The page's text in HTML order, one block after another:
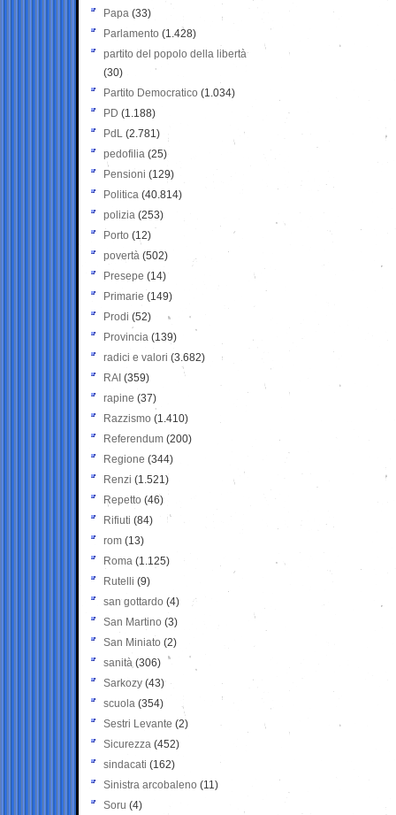
Papa (33)
Parlamento (1.428)
partito del popolo della libertà
(30)
Partito Democratico (1.034)
PD (1.188)
PdL (2.781)
pedofilia (25)
Pensioni (129)
Politica (40.814)
polizia (253)
Porto (12)
povertà (502)
Presepe (14)
Primarie (149)
Prodi (52)
Provincia (139)
radici e valori (3.682)
RAI (359)
rapine (37)
Razzismo (1.410)
Referendum (200)
Regione (344)
Renzi (1.521)
Repetto (46)
Rifiuti (84)
rom (13)
Roma (1.125)
Rutelli (9)
san gottardo (4)
San Martino (3)
San Miniato (2)
sanità (306)
Sarkozy (43)
scuola (354)
Sestri Levante (2)
Sicurezza (452)
sindacati (162)
Sinistra arcobaleno (11)
Soru (4)